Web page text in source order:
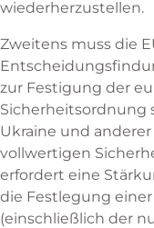
wiederherzustellen.
Zweitens muss die
zur Festigung der
Sicherheitsordnung
Ukraine und
vollwertigen
erfordert eine
die Festlegung
(einschließlich der